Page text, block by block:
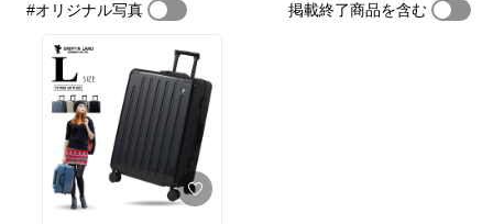
#オリジナル写真 掲載終了商品を含む